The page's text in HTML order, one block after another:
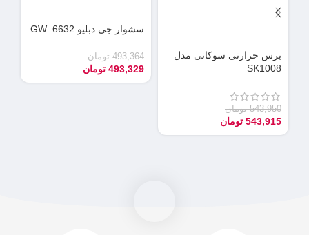
برس حرارتی سوکانی مدل
SK1008
543,950 تومان
543,915 تومان
سشوار جی دبلیو GW_6632
493,364 تومان
493,329 تومان